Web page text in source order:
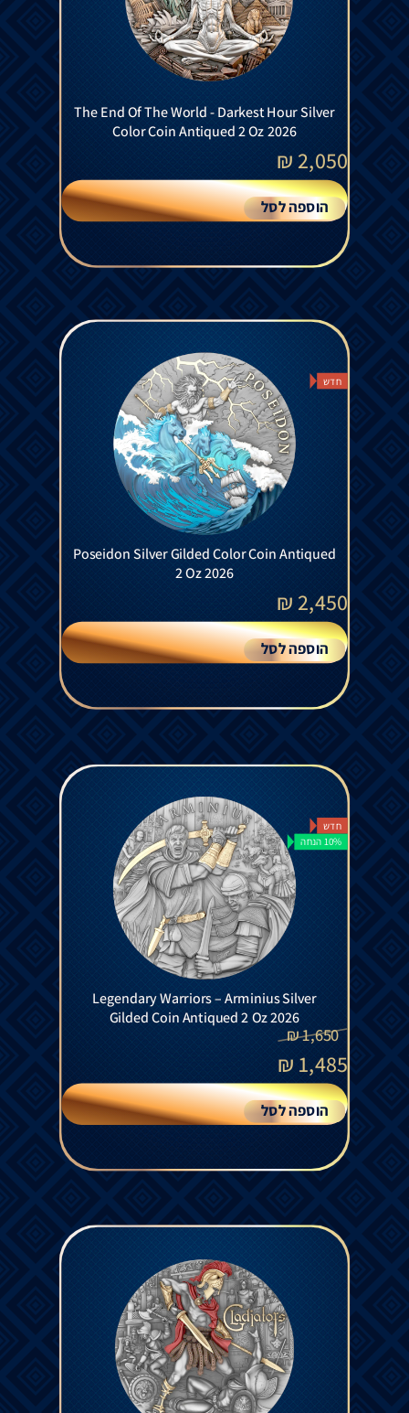
The End Of The World - Darkest Hour Silver
Color Coin Antiqued 2 Oz 2026
2,050
₪
הוספה לסל
חדש
Poseidon Silver Gilded Color Coin Antiqued
2 Oz 2026
2,450
₪
הוספה לסל
חדש
10% הנחה
Legendary Warriors – Arminius Silver
Gilded Coin Antiqued 2 Oz 2026
1,650
₪
1,485
₪
הוספה לסל